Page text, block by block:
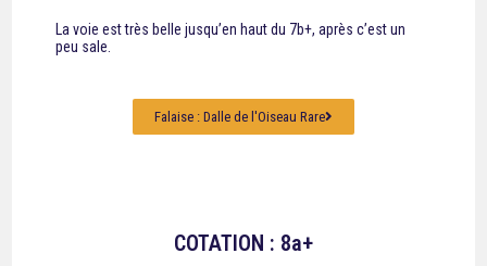
La voie est très belle jusqu’en haut du 7b+, après c’est un
peu sale.
Falaise : Dalle de l'Oiseau Rare
COTATION : 8a+